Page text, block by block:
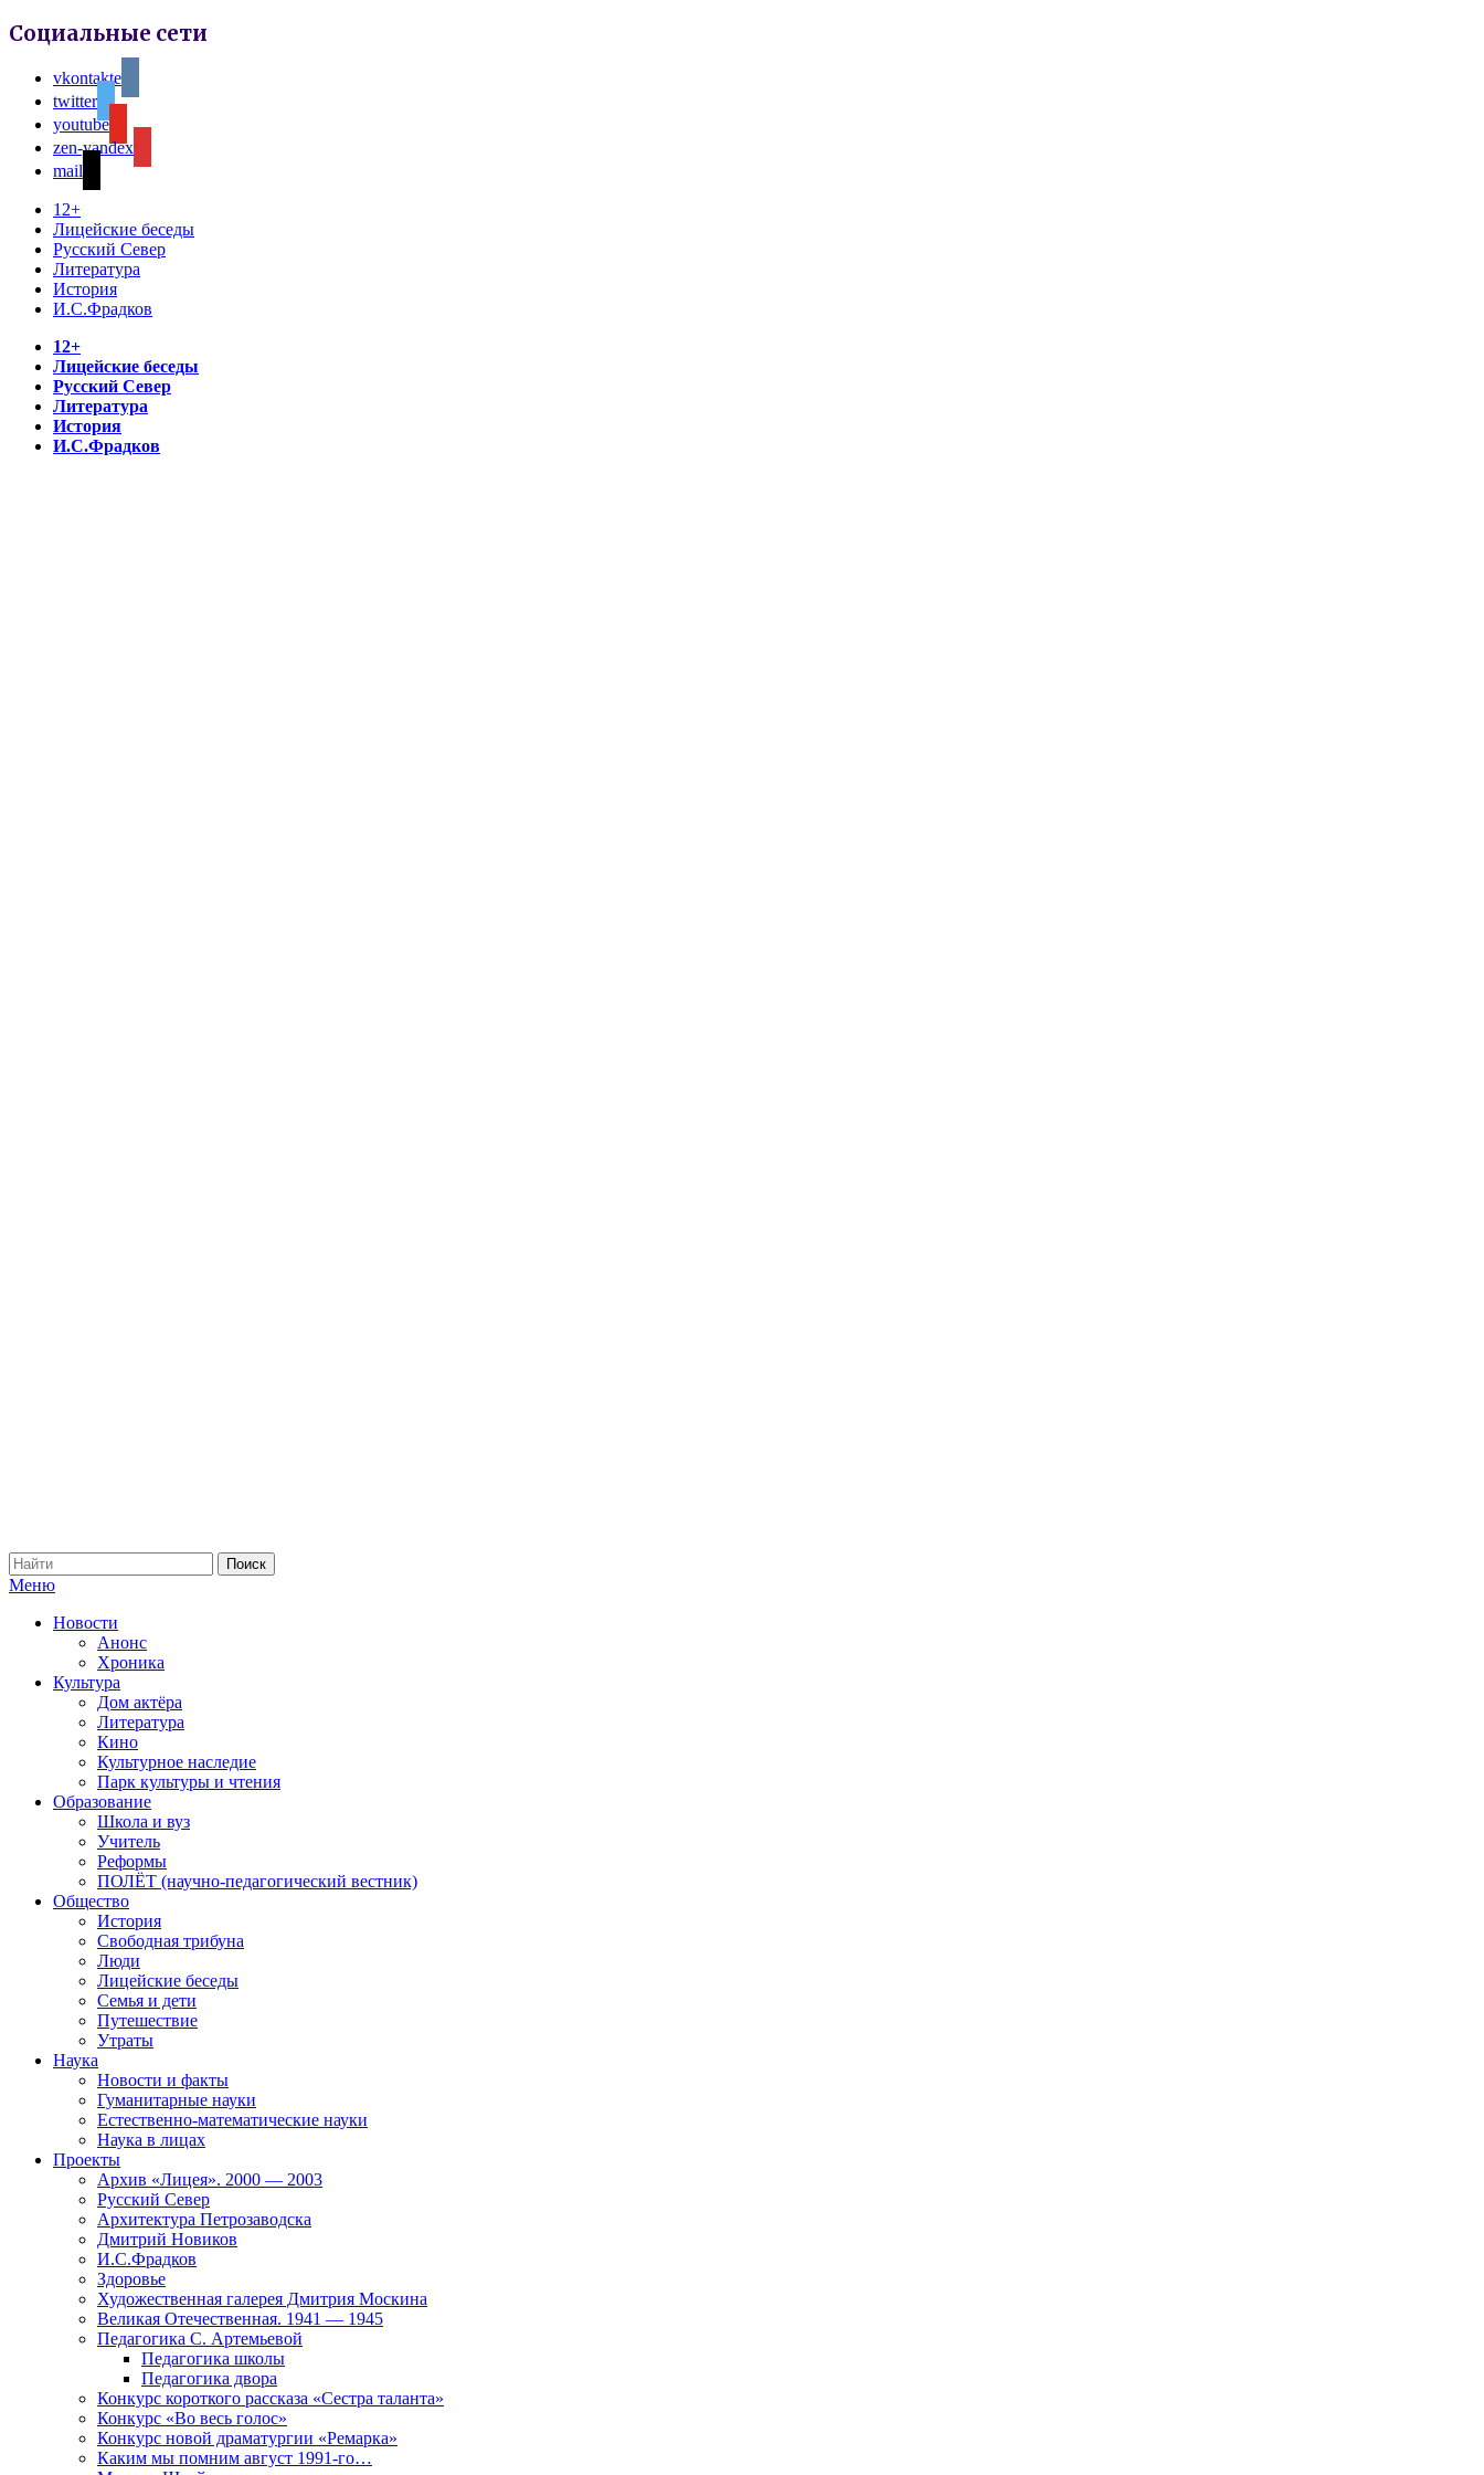
Социальные сети
vkontakte
twitter
youtube
zen-yandex
mail
12+
Лицейские беседы
Русский Север
Литература
История
И.С.Фрадков
12+
Лицейские беседы
Русский Север
Литература
История
И.С.Фрадков
Меню
Новости
Анонс
Хроника
Культура
Дом актёра
Литература
Кино
Культурное наследие
Парк культуры и чтения
Образование
Школа и вуз
Учитель
Реформы
ПОЛЁТ (научно-педагогический вестник)
Общество
История
Свободная трибуна
Люди
Лицейские беседы
Семья и дети
Путешествие
Утраты
Наука
Новости и факты
Гуманитарные науки
Естественно-математические науки
Наука в лицах
Проекты
Архив «Лицея». 2000 — 2003
Русский Север
Архитектура Петрозаводска
Дмитрий Новиков
И.С.Фрадков
Здоровье
Художественная галерея Дмитрия Москина
Великая Отечественная. 1941 — 1945
Педагогика С. Артемьевой
Педагогика школы
Педагогика двора
Конкурс короткого рассказа «Сестра таланта»
Конкурс «Во весь голос»
Конкурс новой драматургии «Ремарка»
Каким мы помним август 1991-го…